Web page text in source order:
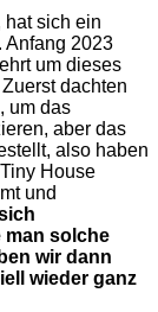
sich ein
Anfang 2023
um dieses
dachten
um das
aber das
also haben
House
und
man solche
wir dann
wieder ganz